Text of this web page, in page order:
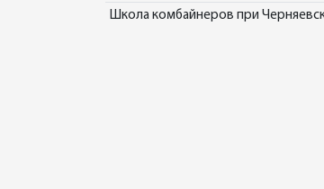
Школа комбайнеров при